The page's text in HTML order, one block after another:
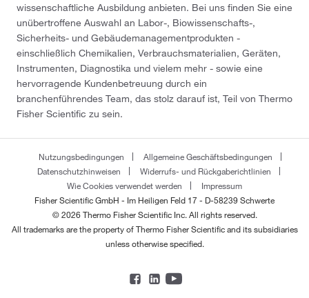
wissenschaftliche Ausbildung anbieten. Bei uns finden Sie eine
unübertroffene Auswahl an Labor-, Biowissenschafts-,
Sicherheits- und Gebäudemanagementprodukten -
einschließlich Chemikalien, Verbrauchsmaterialien, Geräten,
Instrumenten, Diagnostika und vielem mehr - sowie eine
hervorragende Kundenbetreuung durch ein
branchenführendes Team, das stolz darauf ist, Teil von Thermo
Fisher Scientific zu sein.
Nutzungsbedingungen
Allgemeine Geschäftsbedingungen
Datenschutzhinweisen
Widerrufs- und Rückgaberichtlinien
Wie Cookies verwendet werden
Impressum
Fisher Scientific GmbH - Im Heiligen Feld 17 - D-58239 Schwerte
© 2026 Thermo Fisher Scientific Inc. All rights reserved.
All trademarks are the property of Thermo Fisher Scientific and its subsidiaries
unless otherwise specified.